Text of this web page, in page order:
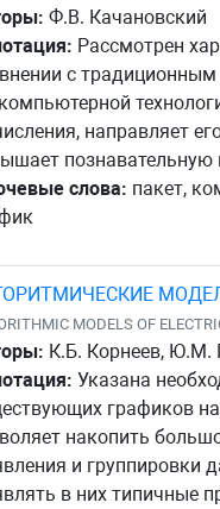
Ф.В. Качановский
Рассмотрен
с
направляет
познавательную
слова: пакет,
MODELS OF
К.Б. Корнеев, Ю.М.
Указана
графиков
накопить
и группировки
в них типичные